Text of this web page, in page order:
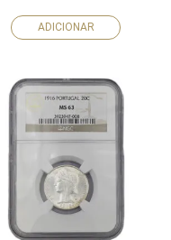
ADICIONAR